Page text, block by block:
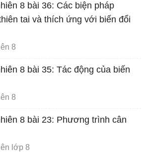
8 bài 36: Các biện pháp
tai và thích ứng với biến đổi
8
8 bài 35: Tác động của biến
8
8 bài 23: Phương trình cân
lớp 8